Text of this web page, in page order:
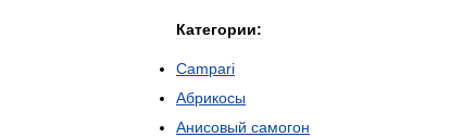
Категории:
Campari
Абрикосы
Анисовый самогон